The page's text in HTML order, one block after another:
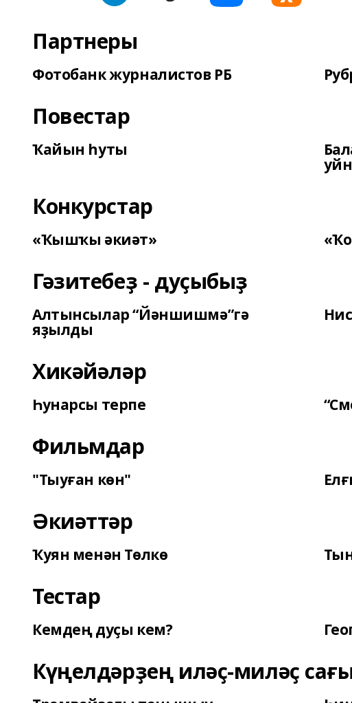
Партнеры
Фотобанк журналистов РБ
Повестар
Ҡайын һуты
Конкурстар
«Ҡышҡы әкиәт»
Гәзитебеҙ - дуҫыбыҙ
Алтынсылар “Йәншишмә”гә
яҙылды
Хикәйәләр
Һунарсы терпе
Фильмдар
"Тыуған көн"
Әкиәттәр
Ҡуян менән Төлкө
Тестар
Кемдең дуҫы кем?
Күңелдәрҙең иләҫ-миләҫ